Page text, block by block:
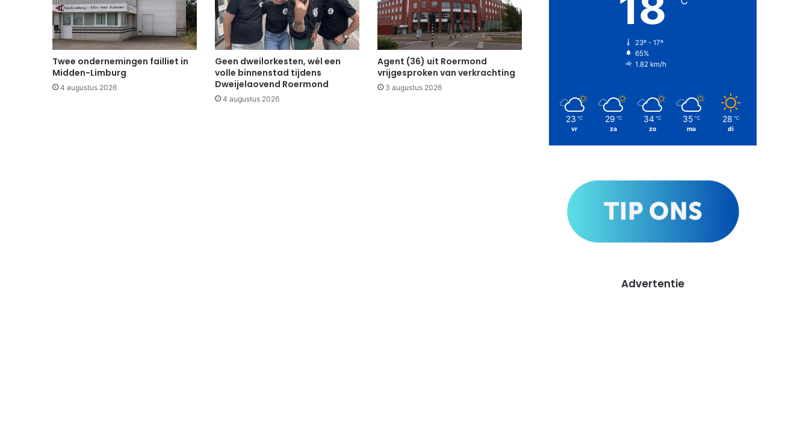
Twee ondernemingen failliet in
Midden-Limburg
4 augustus 2026
Geen dweilorkesten, wél een
volle binnenstad tijdens
Dweijelaovend Roermond
4 augustus 2026
Agent (36) uit Roermond
vrijgesproken van verkrachting
3 augustus 2026
23º - 17º
65%
1.82 km/h
23 ℃
vr
29 ℃
za
34 ℃
zo
35 ℃
ma
28 ℃
di
Advertentie